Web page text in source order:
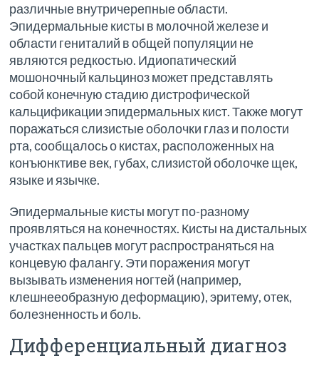
различные внутричерепные области.
Эпидермальные кисты в молочной железе и
области гениталий в общей популяции не
являются редкостью. Идиопатический
мошоночный кальциноз может представлять
собой конечную стадию дистрофической
кальцификации эпидермальных кист. Также могут
поражаться слизистые оболочки глаз и полости
рта, сообщалось о кистах, расположенных на
конъюнктиве век, губах, слизистой оболочке щек,
языке и язычке.
Эпидермальные кисты могут по-разному
проявляться на конечностях. Кисты на дистальных
участках пальцев могут распространяться на
концевую фалангу. Эти поражения могут
вызывать изменения ногтей (например,
клешнееобразную деформацию), эритему, отек,
болезненность и боль.
Дифференциальный диагноз